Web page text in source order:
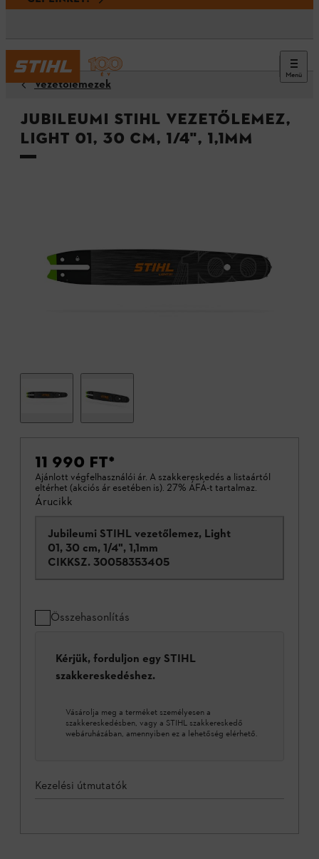
Menü
Vezetőlemezek
Jubileumi STIHL vezetőlemez,
Light 01, 30 cm, 1/4", 1,1mm
11 990 FT*
Ajánlott végfelhasználói ár. A szakkereskedés a listaártól
eltérhet (akciós ár esetében is). 27% ÁFÁ-t tartalmaz.
Árucikk
Jubileumi STIHL vezetőlemez, Light
01, 30 cm, 1/4", 1,1mm
CIKKSZ. 30058353405
Összehasonlítás
Kérjük, forduljon egy STIHL
szakkereskedéshez.
Vásárolja meg a terméket személyesen a
szakkereskedésben, vagy a STIHL szakkereskedő
webáruházában, amennyiben ez a lehetőség elérhető.
Kezelési útmutatók